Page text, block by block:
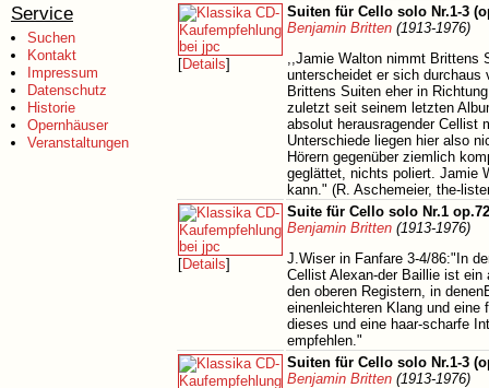
Service
Suchen
Kontakt
Impressum
Datenschutz
Historie
Opernhäuser
Veranstaltungen
[Details]
Suiten für Cello solo Nr.1-3
Benjamin Britten (1913-1976)
,,Jamie Walton nimmt Brittens
unterscheidet er sich durchaus
Brittens Suiten eher in
zuletzt seit seinem letzten
absolut herausragender Cellist
Unterschiede liegen hier also
Hörern gegenüber ziemlich
geglättet, nichts poliert. Jamie
kann." (R. Aschemeier, the-
[Details]
Suite für Cello solo Nr.1 op.72
Benjamin Britten (1913-1976)
J.Wiser in Fanfare 3-4/86:"In
Cellist Alexan-der Baillie ist ein
den oberen Registern, in
einenleichteren Klang und
dieses und eine haar-scharfe
empfehlen."
Suiten für Cello solo Nr.1-3
Benjamin Britten (1913-1976)